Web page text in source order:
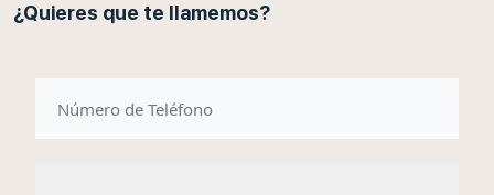
¿Quieres que te llamemos?